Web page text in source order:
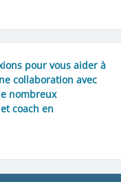
pour vous aider à
collaboration avec
nombreux
coach en